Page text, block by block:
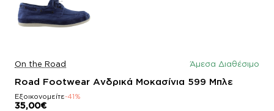
On the Road Άμεσα Διαθέσιμο
Road Footwear Ανδρικά Μοκασίνια 599 Μπλε
Εξοικονομείτε-41%
35,00€